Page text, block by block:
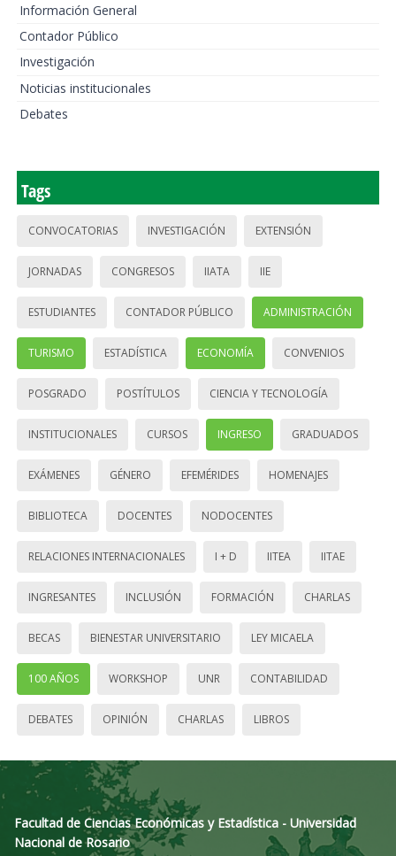
Información General
Contador Público
Investigación
Noticias institucionales
Debates
Tags
CONVOCATORIAS INVESTIGACIÓN EXTENSIÓN
JORNADAS CONGRESOS IIATA IIE
ESTUDIANTES CONTADOR PÚBLICO ADMINISTRACIÓN
TURISMO ESTADÍSTICA ECONOMÍA CONVENIOS
POSGRADO POSTÍTULOS CIENCIA Y TECNOLOGÍA
INSTITUCIONALES CURSOS INGRESO GRADUADOS
EXÁMENES GÉNERO EFEMÉRIDES HOMENAJES
BIBLIOTECA DOCENTES NODOCENTES
RELACIONES INTERNACIONALES I + D IITEA IITAE
INGRESANTES INCLUSIÓN FORMACIÓN CHARLAS
BECAS BIENESTAR UNIVERSITARIO LEY MICAELA
100 AÑOS WORKSHOP UNR CONTABILIDAD
DEBATES OPINIÓN CHARLAS LIBROS
Facultad de Ciencias Económicas y Estadística - Universidad
Nacional de Rosario